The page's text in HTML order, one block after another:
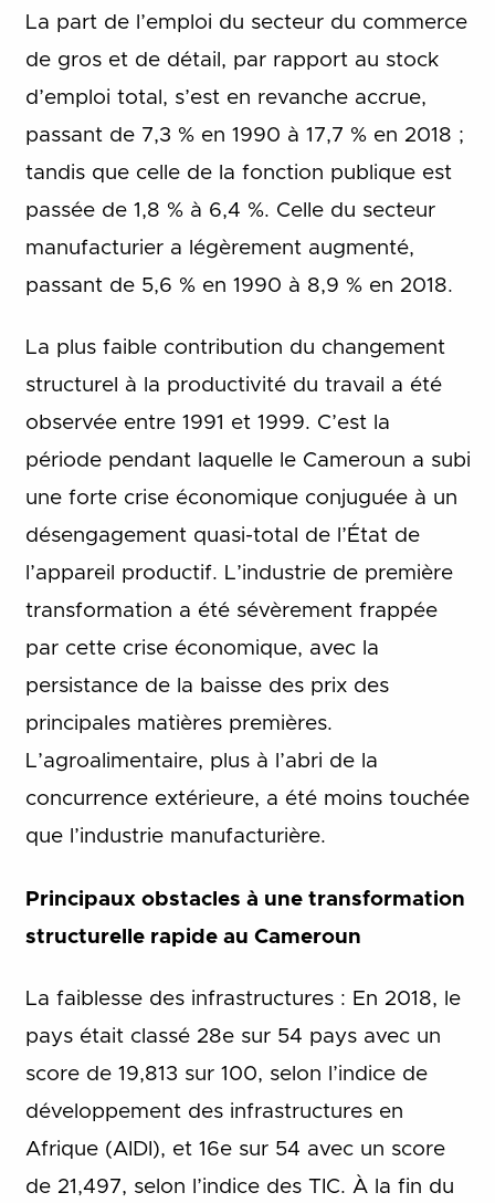
La part de l’emploi du secteur du commerce
de gros et de détail, par rapport au stock
d’emploi total, s’est en revanche accrue,
passant de 7,3 % en 1990 à 17,7 % en 2018 ;
tandis que celle de la fonction publique est
passée de 1,8 % à 6,4 %. Celle du secteur
manufacturier a légèrement augmenté,
passant de 5,6 % en 1990 à 8,9 % en 2018.
La plus faible contribution du changement
structurel à la productivité du travail a été
observée entre 1991 et 1999. C’est la
période pendant laquelle le Cameroun a subi
une forte crise économique conjuguée à un
désengagement quasi-total de l’État de
l’appareil productif. L’industrie de première
transformation a été sévèrement frappée
par cette crise économique, avec la
persistance de la baisse des prix des
principales matières premières.
L’agroalimentaire, plus à l’abri de la
concurrence extérieure, a été moins touchée
que l’industrie manufacturière.
Principaux obstacles à une transformation
structurelle rapide au Cameroun
La faiblesse des infrastructures : En 2018, le
pays était classé 28e sur 54 pays avec un
score de 19,813 sur 100, selon l’indice de
développement des infrastructures en
Afrique (AIDI), et 16e sur 54 avec un score
de 21,497, selon l’indice des TIC. À la fin du